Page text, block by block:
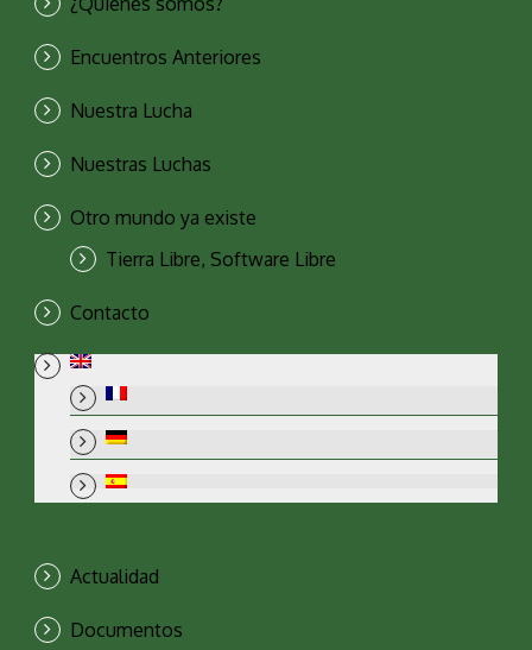
Encuentros Anteriores
Nuestra Lucha
Nuestras Luchas
Otro mundo ya existe
Tierra Libre, Software Libre
Contacto
Actualidad
Documentos